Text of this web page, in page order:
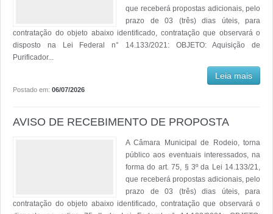
que receberá propostas adicionais, pelo
prazo de 03 (três) dias úteis, para
contratação do objeto abaixo identificado, contratação que observará o
disposto na Lei Federal n° 14.133/2021: OBJETO: Aquisição de
Purificador...
Leia mais
Postado em: 06/07/2026
AVISO DE RECEBIMENTO DE PROPOSTA
A Câmara Municipal de Rodeio, torna
público aos eventuais interessados, na
forma do art. 75, § 3º da Lei 14.133/21,
que receberá propostas adicionais, pelo
prazo de 03 (três) dias úteis, para
contratação do objeto abaixo identificado, contratação que observará o